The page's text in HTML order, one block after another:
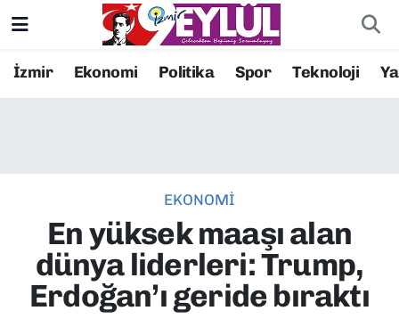
İzmir Ekonomi Politika Spor Teknoloji
EKONOMİ
En yüksek maaşı alan
dünya liderleri: Trump,
Erdoğan’ı geride bıraktı
Resmi İlanlar
EKONOMİ
KÜLTÜR SANAT
Konak Nöbetçi Eczaneler
Süper Lig Puan Durumu ve Fikstür
Tüm Manşetler
Son Dakika Haberleri